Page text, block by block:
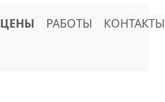
ЦЕНЫ РАБОТЫ КОНТАКТЫ